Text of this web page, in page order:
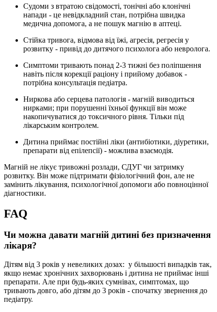
Судоми з втратою свідомості, тонічні або клонічні
напади - це невідкладний стан, потрібна швидка
медична допомога, а не пошук магнію в аптеці.
Стійка тривога, відмова від їжі, агресія, регресія у
розвитку - привід до дитячого психолога або невролога.
Симптоми тривають понад 2-3 тижні без поліпшення
навіть після корекції раціону і прийому добавок -
потрібна консультація педіатра.
Ниркова або серцева патологія - магній виводиться
нирками; при порушенні їхньої функції він може
накопичуватися до токсичного рівня. Тільки під
лікарським контролем.
Дитина приймає постійні ліки (антибіотики, діуретики,
препарати від епілепсії) - можлива взаємодія.
Магній не лікує тривожні розлади, СДУГ чи затримку
розвитку. Він може підтримати фізіологічний фон, але не
замінить лікування, психологічної допомоги або повноцінної
діагностики.
FAQ
Чи можна давати магній дитині без призначення
лікаря?
Дітям від 3 років у невеликих дозах: у більшості випадків так,
якщо немає хронічних захворювань і дитина не приймає інші
препарати. Але при будь-яких сумнівах, симптомах, що
тривають довго, або дітям до 3 років - спочатку звернення до
педіатру.